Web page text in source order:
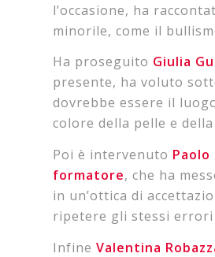
l’occasione, ha
minorile, come il
Ha proseguito Giulia
presente, ha voluto
dovrebbe essere il
colore della pelle e
Poi è intervenuto Paolo
formatore, che ha
in un’ottica di
ripetere gli stessi errori
Infine Valentina